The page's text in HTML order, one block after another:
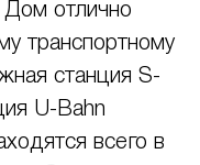
Дом отлично
транспортному
станция S-
U-Bahn
всего в